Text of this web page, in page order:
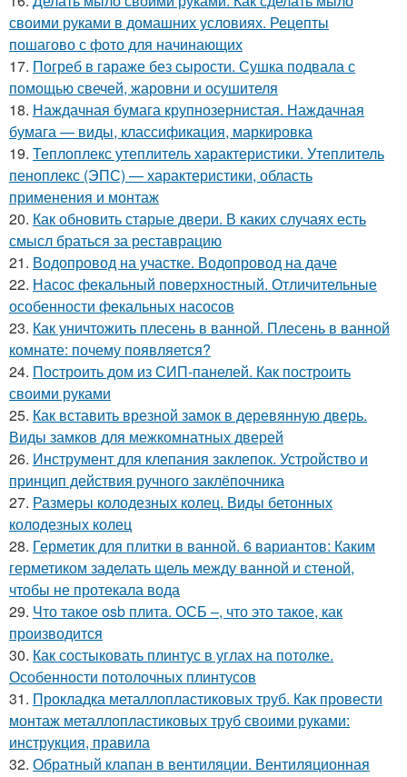
своими руками в домашних условиях. Рецепты
пошагово с фото для начинающих
17. Погреб в гараже без сырости. Сушка подвала с
помощью свечей, жаровни и осушителя
18. Наждачная бумага крупнозернистая. Наждачная
бумага — виды, классификация, маркировка
19. Теплоплекс утеплитель характеристики. Утеплитель
пеноплекс (ЭПС) — характеристики, область
применения и монтаж
20. Как обновить старые двери. В каких случаях есть
смысл браться за реставрацию
21. Водопровод на участке. Водопровод на даче
22. Насос фекальный поверхностный. Отличительные
особенности фекальных насосов
23. Как уничтожить плесень в ванной. Плесень в ванной
комнате: почему появляется?
24. Построить дом из СИП-панелей. Как построить
своими руками
25. Как вставить врезной замок в деревянную дверь.
Виды замков для межкомнатных дверей
26. Инструмент для клепания заклепок. Устройство и
принцип действия ручного заклёпочника
27. Размеры колодезных колец. Виды бетонных
колодезных колец
28. Герметик для плитки в ванной. 6 вариантов: Каким
герметиком заделать щель между ванной и стеной,
чтобы не протекала вода
29. Что такое osb плита. ОСБ –, что это такое, как
производится
30. Как состыковать плинтус в углах на потолке.
Особенности потолочных плинтусов
31. Прокладка металлопластиковых труб. Как провести
монтаж металлопластиковых труб своими руками:
инструкция, правила
32. Обратный клапан в вентиляции. Вентиляционная